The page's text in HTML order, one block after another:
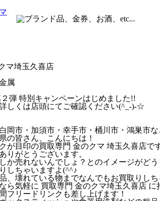
マ埼玉久喜店
属
弾 特別キャンペーンはじめました!!
しくは店頭にてご確認ください(^_-)-☆
岡市・加須市・幸手市・桶川市・鴻巣市な
の皆さん、こんにちは！
が目印の買取専門 金のクマ 埼玉久喜店です
りがとうございます。
か売れないんでしょ？とのイメージがど
しちゃいますよ(^^♪
、壊れている物までなんでもお買取りしち
ら気軽に 買取専門 金のクマ埼玉久喜店
フリードリンクも差し上げます！